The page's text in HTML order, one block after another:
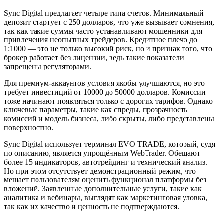
Sync Digital предлагает четыре типа счетов. Минимальный
депозит стартует с 250 долларов, что уже вызывает сомнения,
так как такие суммы часто устанавливают мошенники для
привлечения неопытных трейдеров. Кредитное плечо до
1:1000 — это не только высокий риск, но и признак того, что
брокер работает без лицензии, ведь такие показатели
запрещены регуляторами.
Для премиум-аккаунтов условия якобы улучшаются, но это
требует инвестиций от 10000 до 50000 долларов. Комиссии
тоже начинают появляться только с дорогих тарифов. Однако
ключевые параметры, такие как спреды, прозрачность
комиссий и модель бизнеса, либо скрыты, либо представлены
поверхностно.
Sync Digital использует терминал EVO TRADE, который, судя
по описанию, является упрощённым WebTrader. Обещают
более 15 индикаторов, автотрейдинг и технический анализ.
Но при этом отсутствует демонстрационный режим, что
мешает пользователям оценить функционал платформы без
вложений. Заявленные дополнительные услуги, такие как
аналитика и вебинары, выглядят как маркетинговая уловка,
так как их качество и ценность не подтверждаются.